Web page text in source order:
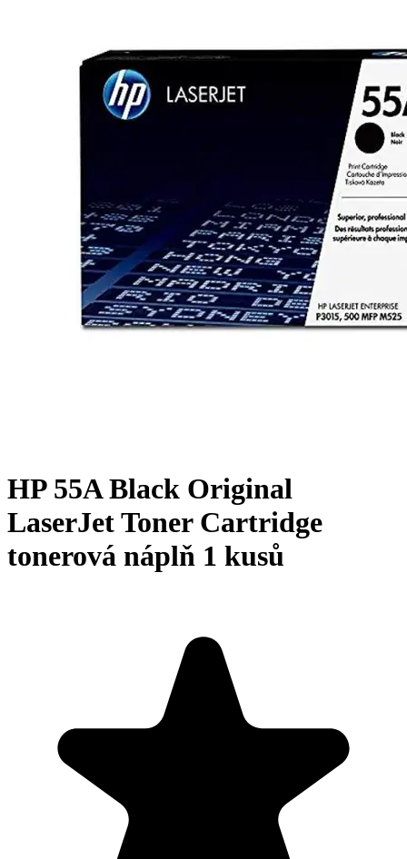
HP 55A Black Original
LaserJet Toner Cartridge
tonerová náplň 1 kusů